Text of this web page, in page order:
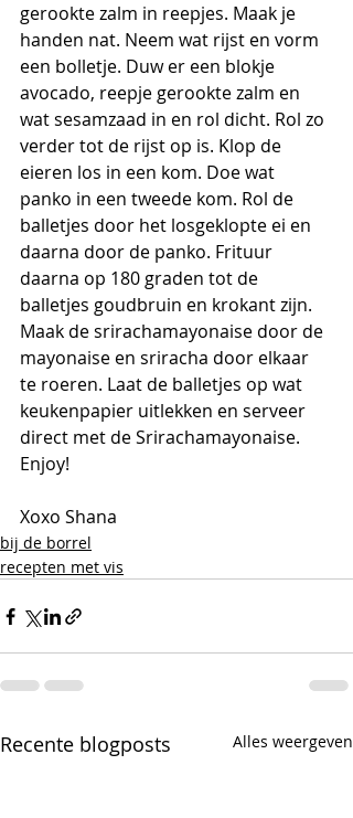
gerookte zalm in reepjes. Maak je
handen nat. Neem wat rijst en vorm
een bolletje. Duw er een blokje
avocado, reepje gerookte zalm en
wat sesamzaad in en rol dicht. Rol zo
verder tot de rijst op is. Klop de
eieren los in een kom. Doe wat
panko in een tweede kom. Rol de
balletjes door het losgeklopte ei en
daarna door de panko. Frituur
daarna op 180 graden tot de
balletjes goudbruin en krokant zijn.
Maak de srirachamayonaise door de
mayonaise en sriracha door elkaar
te roeren. Laat de balletjes op wat
keukenpapier uitlekken en serveer
direct met de Srirachamayonaise.
Enjoy!
Xoxo Shana
bij de borrel
recepten met vis
Recente blogposts Alles weergeven